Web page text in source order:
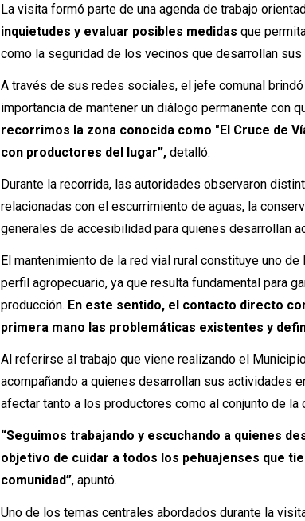
La visita formó parte de una agenda de trabajo
inquietudes y evaluar posibles medidas que
como la seguridad de los vecinos que desarrollan
A través de sus redes sociales, el jefe comunal
importancia de mantener un diálogo permanente con
recorrimos la zona conocida como "El Cruce de
con productores del lugar”, detalló.
Durante la recorrida, las autoridades observaron
relacionadas con el escurrimiento de aguas, la
generales de accesibilidad para quienes desarrollan
El mantenimiento de la red vial rural constituye uno
perfil agropecuario, ya que resulta fundamental para
producción. En este sentido, el contacto directo
primera mano las problemáticas existentes y
Al referirse al trabajo que viene realizando el
acompañando a quienes desarrollan sus actividades
afectar tanto a los productores como al conjunto de la
“Seguimos trabajando y escuchando a quienes
objetivo de cuidar a todos los pehuajenses que
comunidad”, apuntó.
Uno de los temas centrales abordados durante la